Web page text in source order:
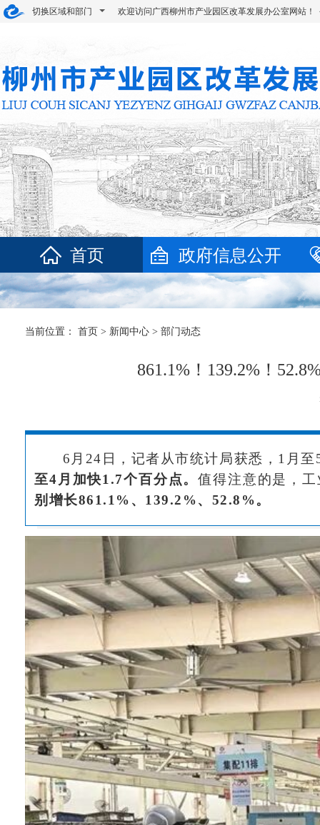
切换区域和部门 欢迎访问广西柳州市产业园区改革发展办公室网站
首页 政府信息公开
当前位置： 首页 > 新闻中心 > 部门动态
861.1%！139.2%！
6月24日，记者从市统计局获悉，1月
至4月加快1.7个百分点。值得注意的是，
别增长861.1%、139.2%、52.8%。